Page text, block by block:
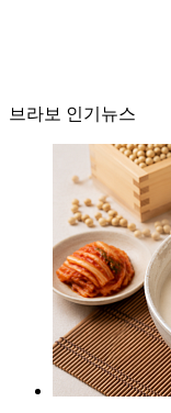
브라보 인기뉴스